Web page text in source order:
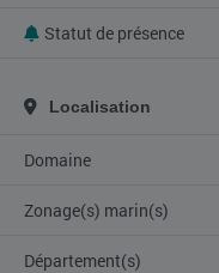
Statut de présence
Localisation
Domaine
Zonage(s) marin(s)
Département(s)